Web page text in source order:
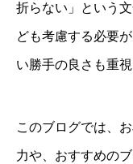
折らない」という
ども考慮する必要
い勝手の良さも重視
このブログでは、
力や、おすすめの